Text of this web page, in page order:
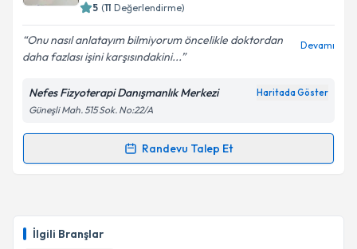
İlgili Branşlar
5 (11 Değerlendirme)
Onu nasıl anlatayım bilmiyorum öncelikle doktordan
daha fazlası işini karşısındakini...
Devamı
Nefes Fizyoterapi Danışmanlık Merkezi Haritada Göster
Güneşli Mah. 515 Sok. No:22/A
Randevu Talep Et
Randevu Takvimi Talebi
takvim hazırlandığında e-posta ile bilgilendireceğiz.